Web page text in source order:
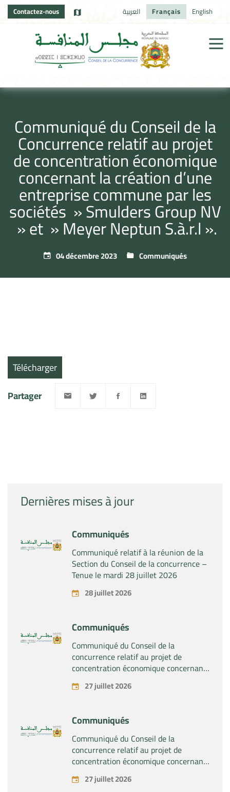
Contactez-nous العربية Français English
Communiqué du Conseil de la
Concurrence relatif au projet
de concentration économique
concernant la création d’une
entreprise commune par les
sociétés » Smulders Group NV
» et » Meyer Neptun S.à.r.l ».
04 décembre 2023 Communiqués
Dernières mises à jour
Communiqués
Communiqué relatif à la réunion de la
Section du Conseil de la concurrence –
Tenue le mardi 28 juillet 2026
28 juillet 2026
Communiqués
Communiqué du Conseil de la
concurrence relatif au projet de
concentration économique concernant
la prise du contrôle exclusif par la
société « Substipharm SAS » des actifs
pharmaceutiques « Rilutek » et «
Sabril » détenus par la société « Sanofi
SA »
27 juillet 2026
Communiqués
Communiqué du Conseil de la
concurrence relatif au projet de
concentration économique concernant
la prise du contrôle exclusif par la
société « Plastika Kritis SA » de la
27 juillet 2026
Télécharger
Partager